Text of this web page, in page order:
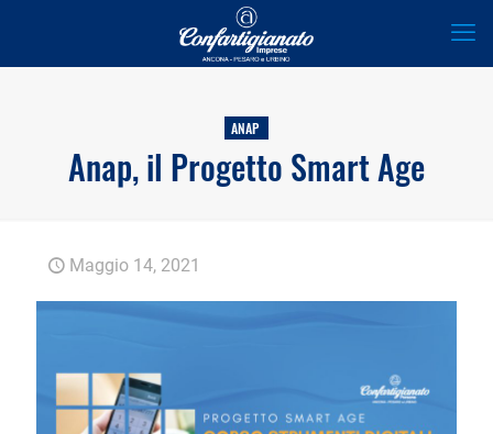
ANAP
Anap, il Progetto Smart Age
Maggio 14, 2021